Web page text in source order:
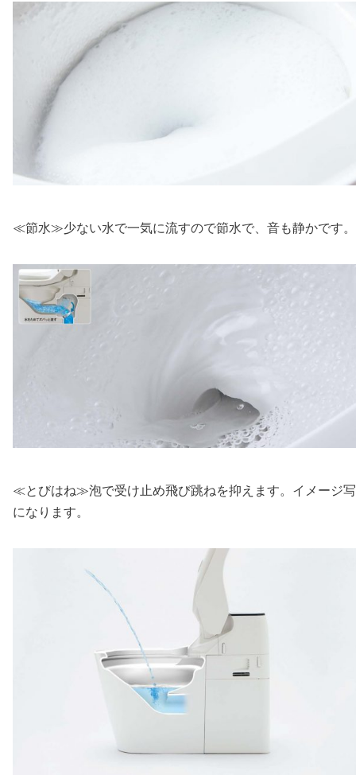
≪節水≫少ない水で一気に流すので節水で、音も静かです。
≪とびはね≫泡で受け止め飛び跳ねを抑えます。イメージ
になります。